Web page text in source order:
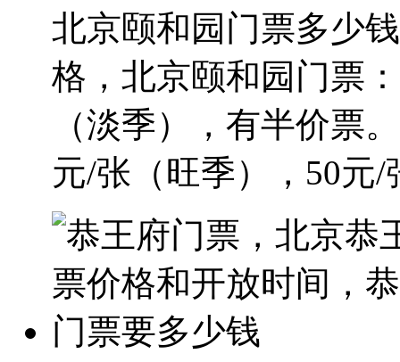
北京颐和园门票多少
格，北京颐和园门票
（淡季），有半价票
元/张（旺季），50元